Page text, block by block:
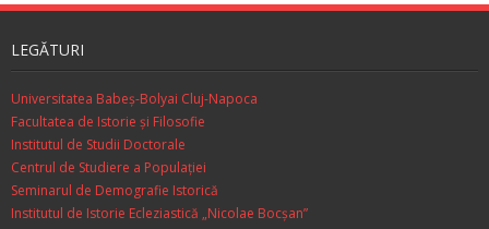
LEGĂTURI
Universitatea Babeș-Bolyai Cluj-Napoca
Facultatea de Istorie şi Filosofie
Institutul de Studii Doctorale
Centrul de Studiere a Populaţiei
Seminarul de Demografie Istorică
Institutul de Istorie Ecleziastică „Nicolae Bocşan”